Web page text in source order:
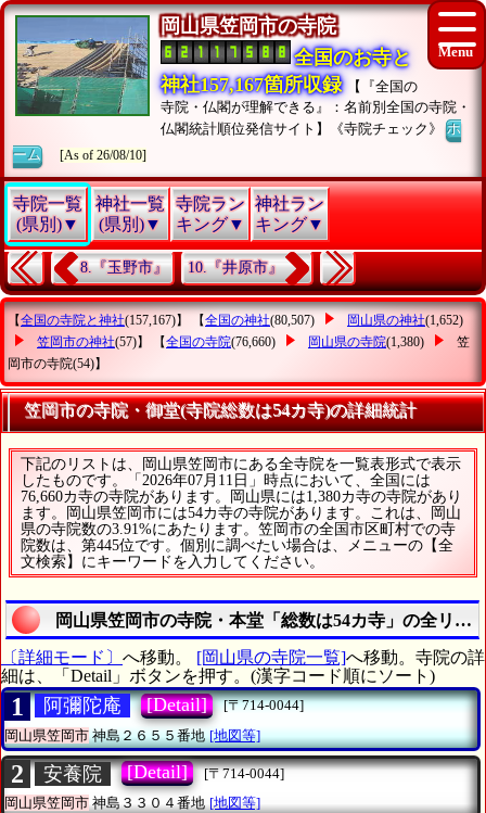
岡山県笠岡市の寺院
全国のお寺と
神社157,167箇所収録
【『全国の
寺院・仏閣が理解できる』：名前別全国の寺院・
仏閣統計順位発信サイト】《寺院チェック》ホ
ーム
[As of 26/08/10]
寺院一覧
(県別)▼
神社一覧
(県別)▼
寺院ラン
キング▼
神社ラン
キング▼
8.『玉野市』 10.『井原市』
【全国の寺院と神社(157,167)】 【全国の神社(80,507) 岡山県の神社(1,652)
笠岡市の神社(57)】 【全国の寺院(76,660) 岡山県の寺院(1,380)
笠
岡市の寺院(54)】
笠岡市の寺院・御堂(寺院総数は54カ寺)の詳細統計
下記のリストは、岡山県笠岡市にある全寺院を一覧表形式で表示
したものです。「2026年07月11日」時点において、全国には
76,660カ寺の寺院があります。岡山県には1,380カ寺の寺院があり
ます。岡山県笠岡市には54カ寺の寺院があります。これは、岡山
県の寺院数の3.91%にあたります。笠岡市の全国市区町村での寺
院数は、第445位です。個別に調べたい場合は、メニューの【全
文検索】にキーワードを入力してください。
岡山県笠岡市の寺院・本堂「総数は54カ寺」の全リス
〔詳細モード〕 へ移動。 [岡山県の寺院一覧]へ移動。寺院の詳
細は、「Detail」ボタンを押す。(漢字コード順にソート)
1 阿彌陀庵 [Detail]
[〒714-0044]
岡山県笠岡市神島２６５５番地 [地図等]
2 安養院 [Detail]
[〒714-0044]
岡山県笠岡市神島３３０４番地 [地図等]